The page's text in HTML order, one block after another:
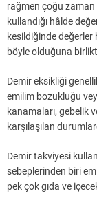
rağmen çoğu zaman
kullandığı hâlde
kesildiğinde değerler
böyle olduğuna
Demir eksikliği
emilim bozukluğu
kanamaları, gebelik
karşılaşılan
Demir takviyesi
sebeplerinden biri
pek çok gıda ve